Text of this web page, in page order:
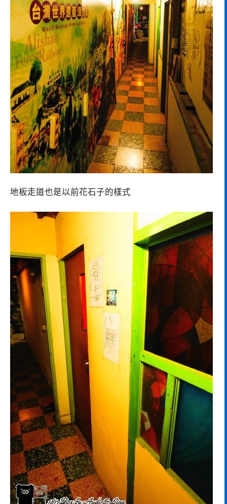
地板走道也是以前花石子的樣式